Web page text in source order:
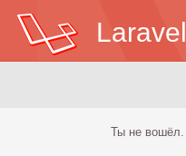
Laravel
Ты не вошёл.